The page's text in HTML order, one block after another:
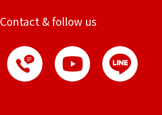
Contact & follow us